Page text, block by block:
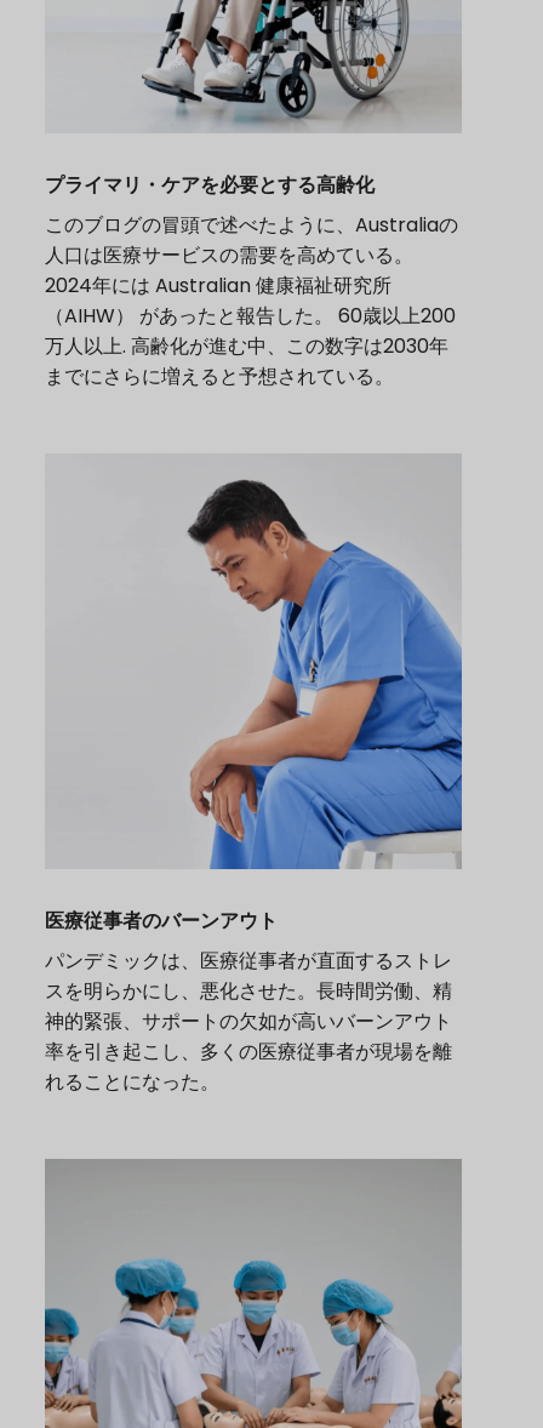
プライマリ・ケアを必要とする高齢化
このブログの冒頭で述べたように、Australiaの
人口は医療サービスの需要を高めている。
2024年には Australian 健康福祉研究所
（AIHW）
があったと報告した。60歳以上200
万人以上.高齢化が進む中、この数字は2030年
までにさらに増えると予想されている。
医療従事者のバーンアウト
パンデミックは、医療従事者が直面するストレ
スを明らかにし、悪化させた。長時間労働、精
神的緊張、サポートの欠如が高いバーンアウト
率を引き起こし、多くの医療従事者が現場を離
れることになった。